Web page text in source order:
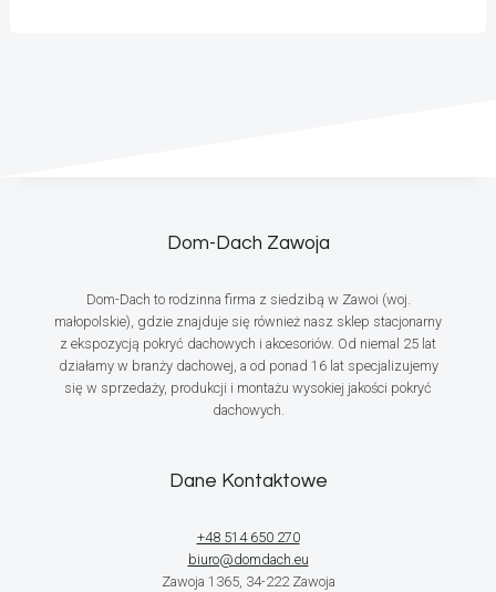
Dom-Dach Zawoja
Dom-Dach to rodzinna firma z siedzibą w Zawoi (woj.
małopolskie), gdzie znajduje się również nasz sklep stacjonarny
z ekspozycją pokryć dachowych i akcesoriów. Od niemal 25 lat
działamy w branży dachowej, a od ponad 16 lat specjalizujemy
się w sprzedaży, produkcji i montażu wysokiej jakości pokryć
dachowych.
Dane Kontaktowe
+48 514 650 270
biuro@domdach.eu
Zawoja 1365, 34-222 Zawoja